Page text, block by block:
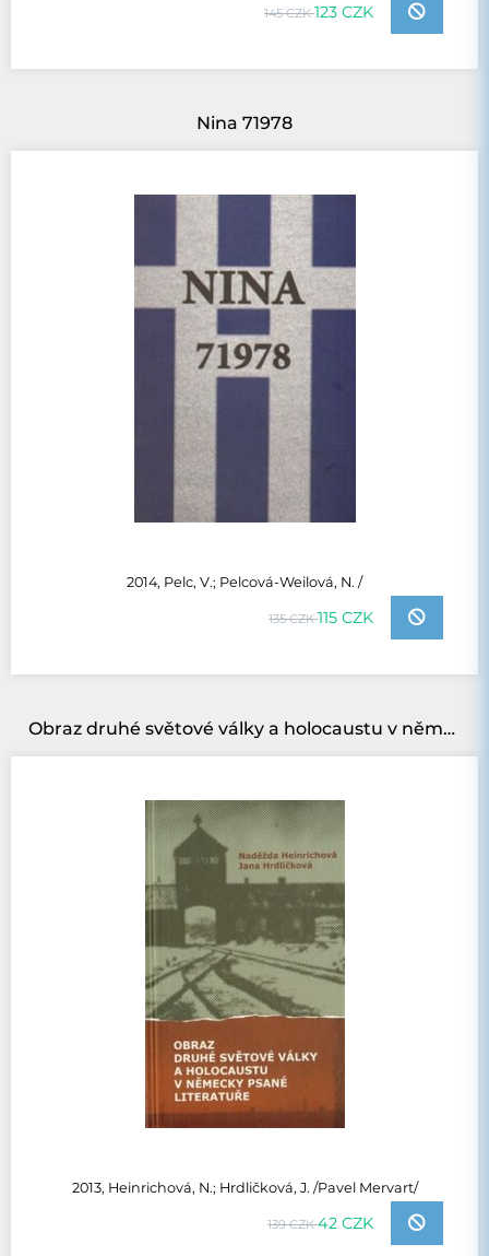
145 CZK123 CZK
Nina 71978
2014, Pelc, V.; Pelcová-Weilová, N. /
135 CZK115 CZK
Obraz druhé světové války a holocaustu v německy psané literatuře
2013, Heinrichová, N.; Hrdličková, J. /Pavel Mervart/
139 CZK42 CZK